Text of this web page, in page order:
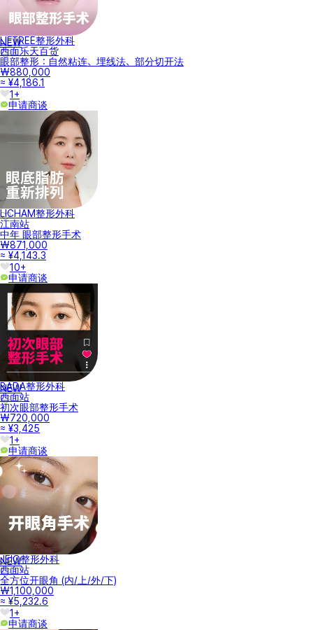
NEW
LIFTREE整形外科
西面乐天百货
眼部整形：自然粘连、埋线法、部分切开法
₩880,000
≈ ¥4,186.1
1+
申请商谈
LICHAM整形外科
江南站
中年 眼部整形手术
₩871,000
≈ ¥4,143.3
10+
申请商谈
NEW
BADA整形外科
西面站
初次眼部整形手术
₩720,000
≈ ¥3,425
1+
申请商谈
NEW
JEIO整形外科
西面站
全方位开眼角 (内/上/外/下)
₩1,100,000
≈ ¥5,232.6
1+
申请商谈